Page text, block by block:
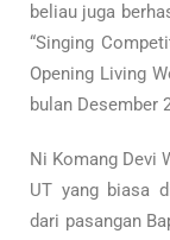
beliau juga
“Singing
Opening Living
bulan Desember
Ni Komang Devi
UT yang biasa
dari pasangan